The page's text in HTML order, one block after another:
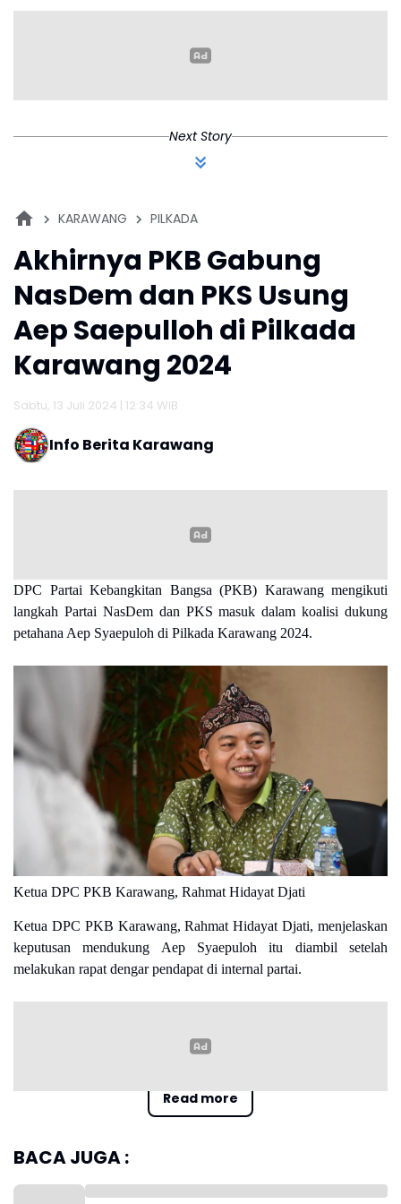
Meluas
Next Story
KARAWANG PILKADA
Akhirnya PKB Gabung
NasDem dan PKS Usung
Aep Saepulloh di Pilkada
Karawang 2024
Sabtu, 13 Juli 2024 | 12:34 WIB
Info Berita Karawang
Read more
DPC Partai Kebangkitan Bangsa (PKB) Karawang mengikuti
langkah Partai NasDem dan PKS masuk dalam koalisi dukung
petahana Aep Syaepuloh di Pilkada Karawang 2024.
Ketua DPC PKB Karawang, Rahmat Hidayat Djati
Ketua DPC PKB Karawang, Rahmat Hidayat Djati, menjelaskan
keputusan mendukung Aep Syaepuloh itu diambil setelah
melakukan rapat dengar pendapat di internal partai.
“Kami sudah melakukan beberapa kali rapat di internal, dan hasil
Gerindra,” ujar Kang RHD, sapaan akrabnya, Sabtu, 13 Juli
2024.
BACA JUGA :